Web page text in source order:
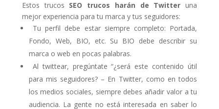
Estos trucos SEO trucos harán de Twitter una
mejor experiencia para tu marca y tus seguidores:
Tu perfil debe estar siempre completo: Portada,
Fondo, Web, BIO, etc. Su BIO debe describir su
marca o web en pocas palabras.
Al twittear, pregúntate “¿será este contenido útil
para mis seguidores? – En Twitter, como en todos
los medios sociales, siempre debes añadir valor a tu
audiencia. La gente no está interesada en saber lo